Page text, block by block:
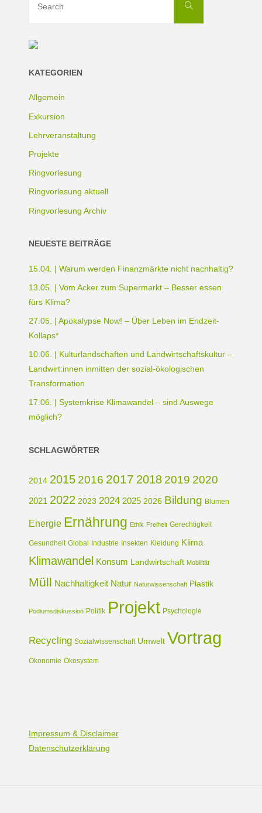
Search
KATEGORIEN
Allgemein
Exkursion
Lehrveranstaltung
Projekte
Ringvorlesung
Ringvorlesung aktuell
Ringvorlesung Archiv
NEUESTE BEITRÄGE
15.04. | Warum werden Finanzmärkte nicht nachhaltig?
13.05. | Vom Acker zum Supermarkt – Besser essen
fürs Klima?
27.05. | Apokalypse Now! – Über Leben im Endzeit-
Kollaps*
10.06. | Kulturlandschaften und Landwirtschaftskultur –
Landwirt:innen inmitten der sozial-ökologischen
Transformation
17.06. | Systemkrise Klimawandel – sind Auswege
möglich?
SCHLAGWÖRTER
2014 2015 2016 2017 2018 2019 2020
2021 2022 2023 2024 2025 2026 Bildung Blumen
Energie Ernährung Ethik Freiheit Gerechtigkeit
Gesundheit Global Industrie Insekten Kleidung Klima
Klimawandel Konsum Landwirtschaft Mobilität
Müll Nachhaltigkeit Natur Naturwissenschaft Plastik
Podiumsdiskussion Politik Projekt Psychologie
Recycling Sozialwissenschaft Umwelt Vortrag
Ökonomie Ökosystem
Impressum & Disclaimer
Datenschutzerklärung